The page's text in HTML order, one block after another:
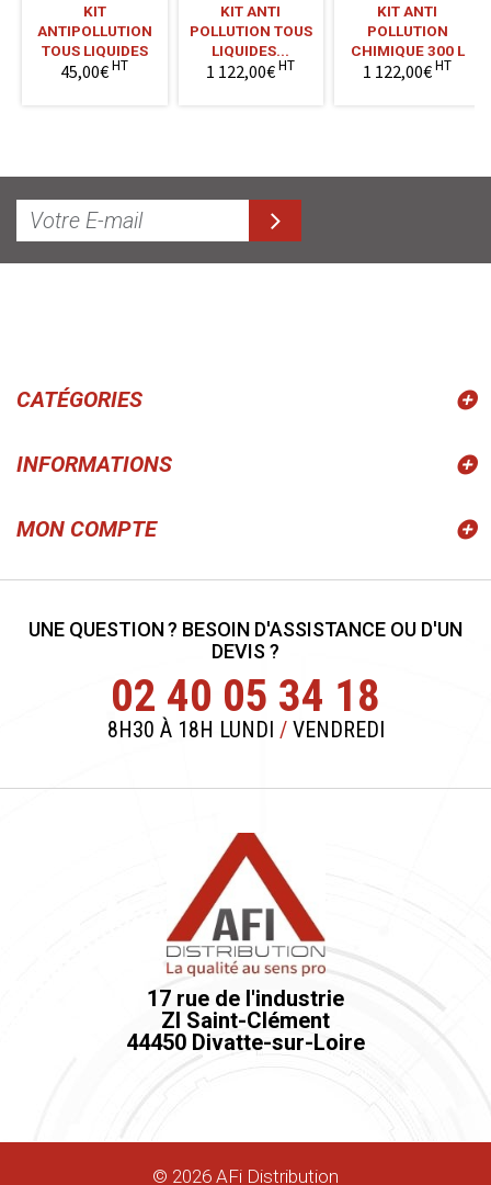
KIT
ANTIPOLLUTION
TOUS LIQUIDES
45,00€HT
KIT ANTI
POLLUTION TOUS
LIQUIDES...
1 122,00€ HT
KIT ANTI
POLLUTION
CHIMIQUE 300 L
1 122,00€HT
CATÉGORIES
INFORMATIONS
© 2026 AFi Distribution
MON COMPTE
UNE QUESTION ? BESOIN D'ASSISTANCE OU D'UN
DEVIS ?
02 40 05 34 18
8H30 À 18H LUNDI /VENDREDI
17 rue de l'industrie
ZI Saint-Clément
44450 Divatte-sur-Loire